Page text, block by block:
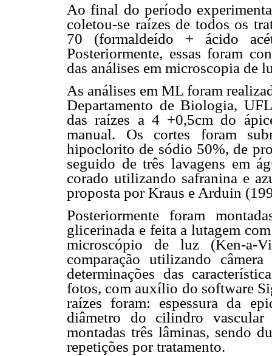
Ao final do período
coletou-se raízes de todos os
70 (formaldeído + ácido
Posteriormente, essas foram
das análises em microscopia de
As análises em ML foram
Departamento de Biologia,
das raízes a 4 +0,5cm do
manual. Os cortes foram
hipoclorito de sódio 50%, de
seguido de três lavagens em
corado utilizando safranina e
proposta por Kraus e Arduin
Posteriormente foram
glicerinada e feita a lutagem
microscópio de luz (Ken-a-
comparação utilizando
determinações das
fotos, com auxílio do software
raízes foram: espessura da
diâmetro do cilindro vascular
montadas três lâminas, sendo
repetições por tratamento.